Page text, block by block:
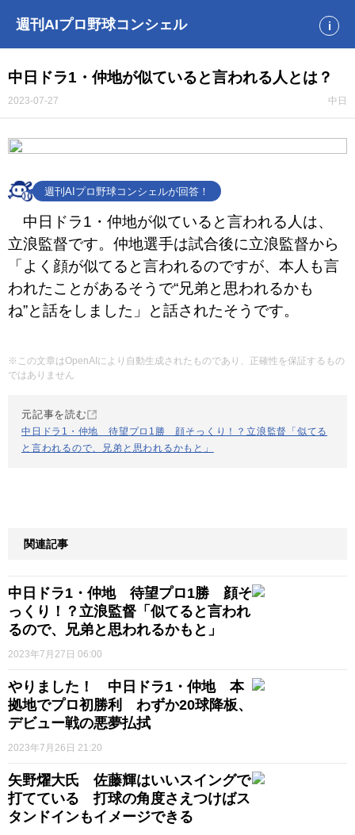
週刊AIプロ野球コンシェル i
中日ドラ1・仲地が似ていると言われる人とは？
2023-07-27 中日
週刊AIプロ野球コンシェルが回答！
中日ドラ1・仲地が似ていると言われる人は、
立浪監督です。仲地選手は試合後に立浪監督から
「よく顔が似てると言われるのですが、本人も言
われたことがあるそうで“兄弟と思われるかも
ね”と話をしました」と話されたそうです。
※この文章はOpenAIにより自動生成されたものであり、正確性を保証するもの
ではありません
元記事を読む
中日ドラ1・仲地 待望プロ1勝 顔そっくり！？立浪監督「似てる
と言われるので、兄弟と思われるかもと」
関連記事
中日ドラ1・仲地 待望プロ1勝 顔そ
っくり！？立浪監督「似てると言われ
るので、兄弟と思われるかもと」
2023年7月27日 06:00
やりました！ 中日ドラ1・仲地 本
拠地でプロ初勝利 わずか20球降板、
デビュー戦の悪夢払拭
2023年7月26日 21:20
矢野燿大氏 佐藤輝はいいスイングで
打てている 打球の角度さえつけばス
タンドインもイメージできる